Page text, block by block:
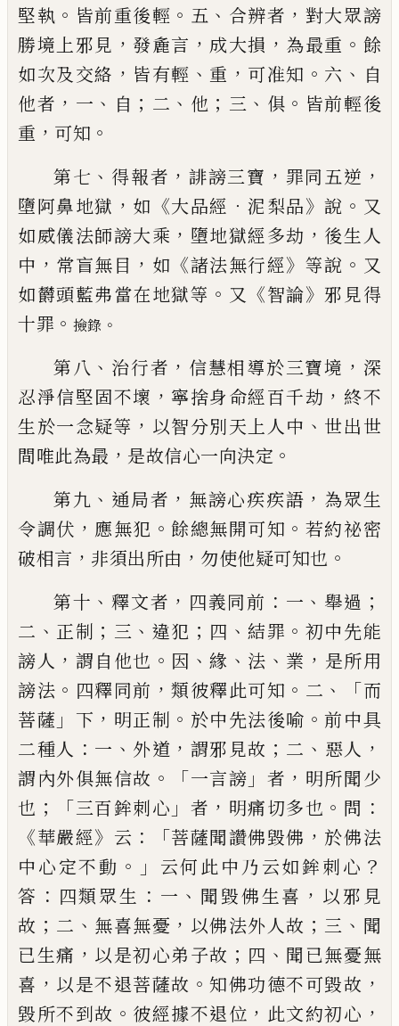
堅執 。 皆前重後輕 。 五 、 合辨者 ， 對大眾謗
勝境上邪見 ， 發麁言 ， 成大損 ， 為最重 。 餘
如次及交絡 ， 皆有輕 、 重 ， 可准知 。 六 、 自
他者 ， 一 、 自 ； 二 、 他 ； 三 、 俱 。 皆前輕後
重 ， 可知 。
第七 、 得報者 ，誹謗三寶 ， 罪同五逆 ，
墮阿鼻地獄 ， 如 《大品經 ．泥梨品》說 。 又
如威儀法師謗大乘 ， 墮地獄經多劫 ， 後生人
中 ， 常盲無目 ， 如 《諸法無行經》 等說 。 又
如欝頭藍弗當在地獄等 。 又 《智論》 邪見得
十罪 。 撿錄 。
第八 、 治行者 ， 信慧相導於三寶境 ， 深
忍淨信堅固不壞 ， 寧捨身命經百千劫 ， 終不
生於一念疑等 ， 以智分別天上人中 、 世出世
間唯此為最 ， 是故信心一向決定 。
第九 、 通局者 ， 無謗心疾疾語 ， 為眾生
令調伏 ， 應無犯 。餘總無開可知 。 若約祕密
破相言 ， 非須出所由 ， 勿使他疑可知也 。
第十 、釋文者 ， 四義同前 ： 一 、 舉過 ；
二 、 正制 ； 三 、 違犯 ； 四 、結罪 。 初中先能
謗人 ， 謂自他也 。 因 、 緣 、 法 、 業 ， 是所用
謗法 。 四釋同前 ，類彼釋此可知 。 二 、「而
菩薩 」 下 ， 明正制 。 於中先法後喻 。前中具
二種人 ： 一 、 外道 ， 謂邪見故 ； 二 、 惡人 ，
謂內外俱無信故 。「一言謗 」 者 ， 明所聞少
也 ；「三百鉾刺心 」 者 ， 明痛切多也 。 問 ：
《華嚴經》 云 ：「菩薩聞讚佛毀佛 ， 於佛法
中心定不動 。」 云何此中乃云如鉾刺心 ？
答 ： 四類眾生 ： 一 、 聞毀佛生喜 ， 以邪見
故 ； 二 、 無喜無憂 ， 以佛法外人故 ； 三 、 聞
已生痛 ， 以是初心弟子故 ； 四 、 聞已無憂無
喜 ， 以是不退菩薩故 。知佛功德不可毀故 ，
毀所不到故 。 彼經據不退位 ， 此文約初心 ，